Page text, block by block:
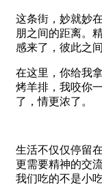
这条街，妙就妙
朋之间的距离。
感来了，彼此之
在这里，你给我
烤羊排，我咬你
了，情更浓了。
生活不仅仅停留
更需要精神的交
我们吃的不是小